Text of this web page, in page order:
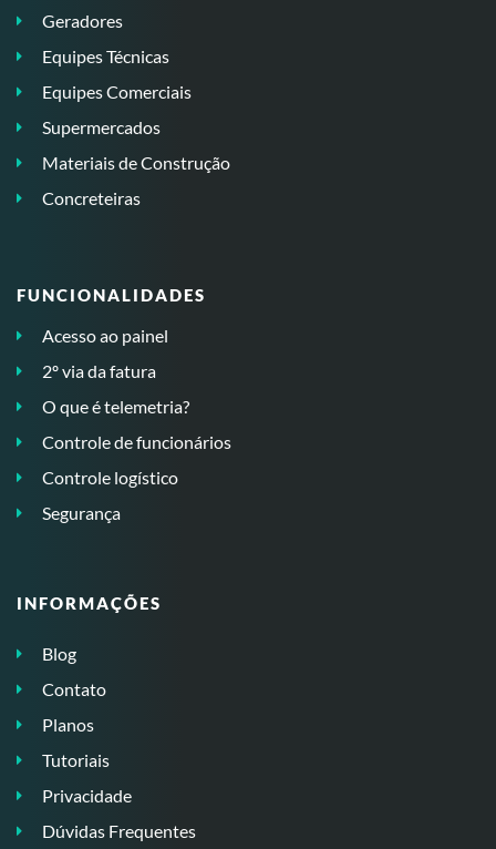
Geradores
Equipes Técnicas
Equipes Comerciais
Supermercados
Materiais de Construção
Concreteiras
FUNCIONALIDADES
Acesso ao painel
2º via da fatura
O que é telemetria?
Controle de funcionários
Controle logístico
Segurança
INFORMAÇÕES
Blog
Contato
Planos
Tutoriais
Privacidade
Dúvidas Frequentes